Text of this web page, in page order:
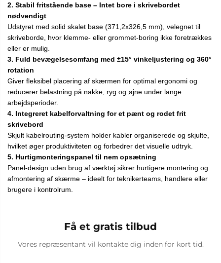
2. Stabil fritstående base – Intet bore i skrivebordet
nødvendigt
Udstyret med solid skalet base (371,2x326,5 mm), velegnet til
skriveborde, hvor klemme- eller grommet-boring ikke foretrækkes
eller er mulig.
3. Fuld bevægelsesomfang med ±15° vinkeljustering og 360°
rotation
Giver fleksibel placering af skærmen for optimal ergonomi og
reducerer belastning på nakke, ryg og øjne under lange
arbejdsperioder.
4. Integreret kabelforvaltning for et pænt og rodet frit
skrivebord
Skjult kabelrouting-system holder kabler organiserede og skjulte,
hvilket øger produktiviteten og forbedrer det visuelle udtryk.
5. Hurtigmonteringspanel til nem opsætning
Panel-design uden brug af værktøj sikrer hurtigere montering og
afmontering af skærme – ideelt for teknikerteams, handlere eller
brugere i kontrolrum.
Få et gratis tilbud
Vores repræsentant vil kontakte dig inden for kort tid.